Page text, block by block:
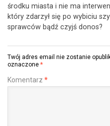
środku miasta i nie ma
który zdarzył się po wybiciu
sprawców bądź czyjś donos?
Twój adres email nie zostanie
oznaczone *
Komentarz *